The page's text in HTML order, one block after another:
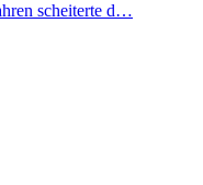
scheiterte d…